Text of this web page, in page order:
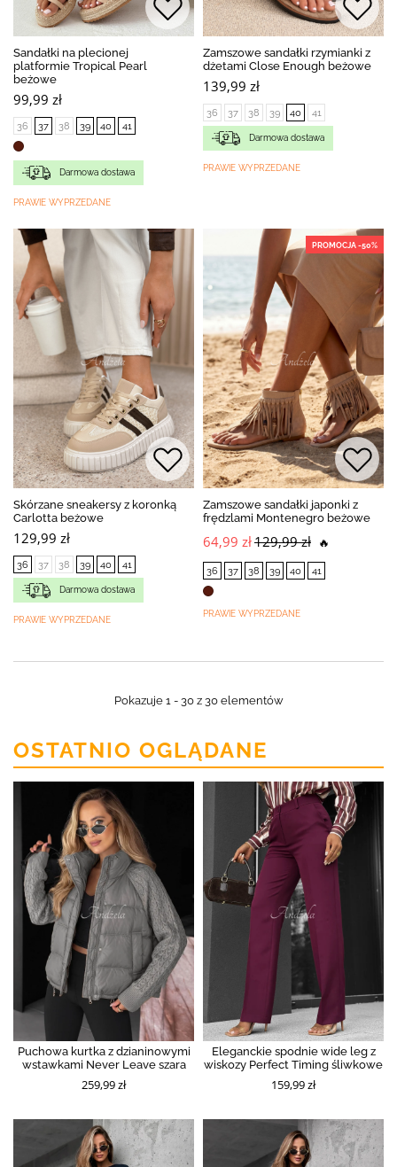
Sandałki na plecionej
platformie Tropical Pearl
beżowe
99,99 zł
36 37 38 39 40 41
Darmowa dostawa
PRAWIE WYPRZEDANE
Zamszowe sandałki rzymianki z
dżetami Close Enough beżowe
139,99 zł
36 37 38 39 40 41
Darmowa dostawa
PRAWIE WYPRZEDANE
Skórzane sneakersy z koronką
Carlotta beżowe
129,99 zł
36 37 38 39 40 41
Darmowa dostawa
PRAWIE WYPRZEDANE
PROMOCJA -50%
Zamszowe sandałki japonki z
frędzlami Montenegro beżowe
64,99 zł129,99 zł 🔥
36 37 38 39 40 41
PRAWIE WYPRZEDANE
Pokazuje 1 - 30 z 30 elementów
OSTATNIO OGLĄDANE
Puchowa kurtka z dzianinowymi
wstawkami Never Leave szara
259,99 zł
Eleganckie spodnie wide leg z
wiskozy Perfect Timing śliwkowe
159,99 zł